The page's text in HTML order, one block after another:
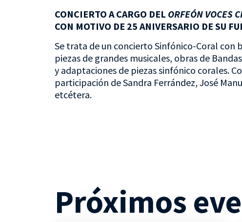
CONCIERTO A CARGO DEL ORFEÓN VOCES
CON MOTIVO DE 25 ANIVERSARIO DE SU
Se trata de un concierto Sinfónico-Coral con
piezas de grandes musicales, obras de
y adaptaciones de piezas sinfónico corales.
participación de Sandra Ferrández, José
etcétera.
Próximos